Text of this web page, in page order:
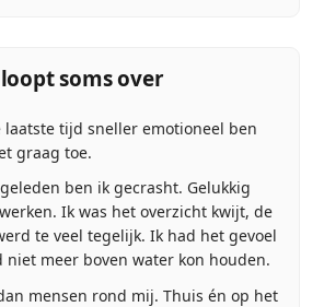
soms over
laatste tijd sneller emotioneel ben
graag toe.
ben ik gecrasht. Gelukkig
Ik was het overzicht kwijt, de
te veel tegelijk. Ik had het gevoel
meer boven water kon houden.
mensen rond mij. Thuis én op het